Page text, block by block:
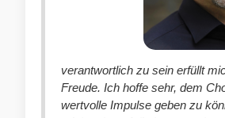
verantwortlich zu sein erfüllt
Freude. Ich hoffe sehr, dem
wertvolle Impulse geben zu